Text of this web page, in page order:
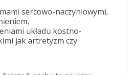
sercowo-naczyniowymi,
układu kostno-
jak artretyzm czy